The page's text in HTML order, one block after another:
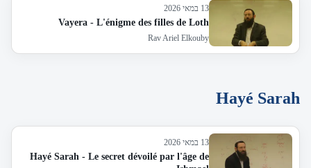
13 במאי 2026
Vayera - L'énigme des filles de Loth
Rav Ariel Elkouby
Hayé Sarah
13 במאי 2026
Hayé Sarah - Le secret dévoilé par l'âge de